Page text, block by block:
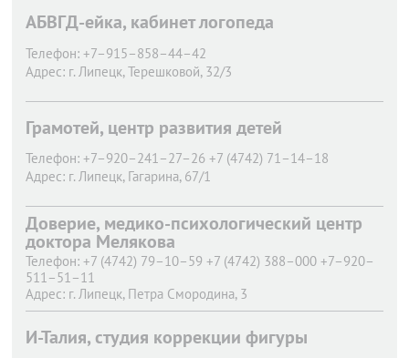
АБВГД-ейка, кабинет логопеда
Телефон: +7–915–858–44–42
Адрес: г. Липецк, Терешковой, 32/3
Грамотей, центр развития детей
Телефон: +7–920–241–27–26 +7 (4742) 71–14–18
Адрес: г. Липецк, Гагарина, 67/1
Доверие, медико-психологический центр
доктора Мелякова
Телефон: +7 (4742) 79–10–59 +7 (4742) 388–000 +7–920–
511–51–11
Адрес: г. Липецк, Петра Смородина, 3
И-Талия, студия коррекции фигуры